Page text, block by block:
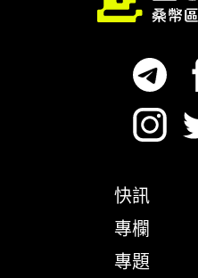
快訊
專欄
專題